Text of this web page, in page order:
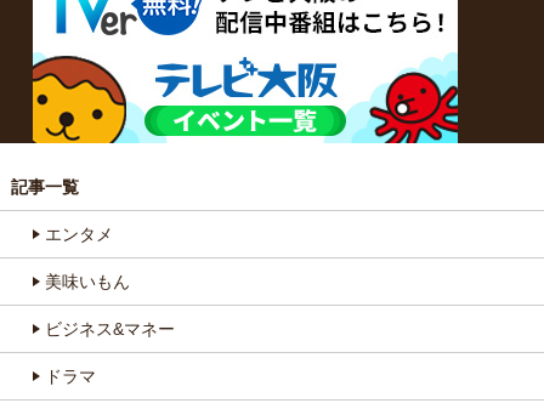
記事一覧
エンタメ
美味いもん
ビジネス&マネー
ドラマ